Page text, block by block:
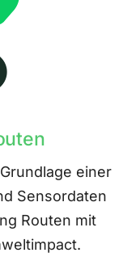
einer
Sensordaten
Routen mit